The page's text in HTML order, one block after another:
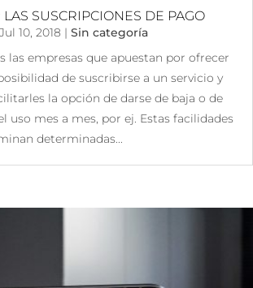
SUSCRIPCIONES DE PAGO
Jul 10, 2018 | Sin categoría
las empresas que apuestan por ofrecer
de suscribirse a un servicio y
la opción de darse de baja o de
uso mes a mes, por ej. Estas facilidades
determinadas...